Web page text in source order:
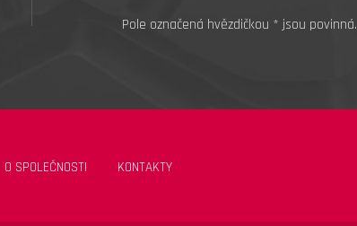
Pole označená hvězdičkou * jsou povinná.
O SPOLEČNOSTI KONTAKTY